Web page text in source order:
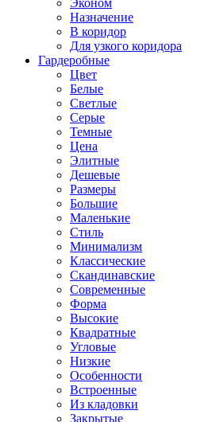
Эконом
Назначение
В коридор
Для узкого коридора
Гардеробные
Цвет
Белые
Светлые
Серые
Темные
Цена
Элитные
Дешевые
Размеры
Большие
Маленькие
Стиль
Минимализм
Классические
Скандинавские
Современные
Форма
Высокие
Квадратные
Угловые
Низкие
Особенности
Встроенные
Из кладовки
Закрытые